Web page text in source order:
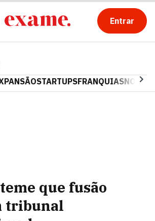
Entrar
STARTUPSFRANQUIAS
que fusão
tribunal